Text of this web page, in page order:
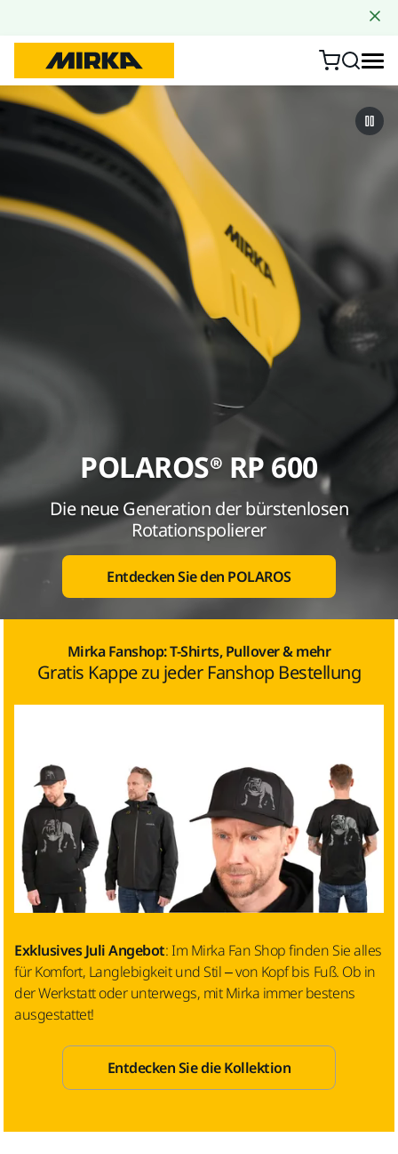
POLAROS® RP 600
Die neue Generation der bürstenlosen
Rotationspolierer
Entdecken Sie den POLAROS
Mirka Fanshop: T-Shirts, Pullover & mehr
Gratis Kappe zu jeder Fanshop Bestellung
Exklusives Juli Angebot: Im Mirka Fan Shop finden Sie alles
für Komfort, Langlebigkeit und Stil – von Kopf bis Fuß. Ob in
der Werkstatt oder unterwegs, mit Mirka immer bestens
ausgestattet!
Entdecken Sie die Kollektion